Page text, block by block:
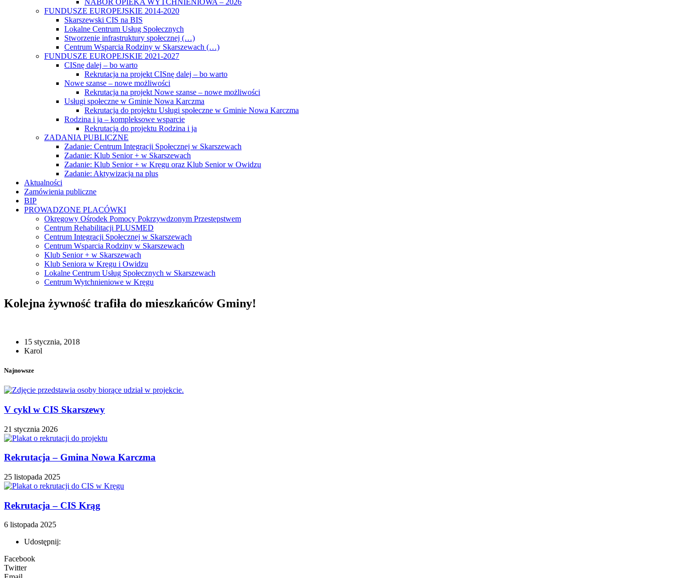
NABÓR OPIEKA WYTCHNIENIOWA – 2026
FUNDUSZE EUROPEJSKIE 2014-2020
Skarszewski CIS na BIS
Lokalne Centrum Usług Społecznych
Stworzenie infrastruktury społecznej (…)
Centrum Wsparcia Rodziny w Skarszewach (…)
FUNDUSZE EUROPEJSKIE 2021-2027
CISnę dalej – bo warto
Rekrutacja na projekt CISnę dalej – bo warto
Nowe szanse – nowe możliwości
Rekrutacja na projekt Nowe szanse – nowe możliwości
Usługi społeczne w Gminie Nowa Karczma
Rekrutacja do projektu Usługi społeczne w Gminie Nowa Karczma
Rodzina i ja – kompleksowe wsparcie
Rekrutacja do projektu Rodzina i ja
ZADANIA PUBLICZNE
Zadanie: Centrum Integracji Społecznej w Skarszewach
Zadanie: Klub Senior + w Skarszewach
Zadanie: Klub Senior + w Kręgu oraz Klub Senior w Owidzu
Zadanie: Aktywizacja na plus
Aktualności
Zamówienia publiczne
BIP
PROWADZONE PLACÓWKI
Okręgowy Ośrodek Pomocy Pokrzywdzonym Przestępstwem
Centrum Rehabilitacji PLUSMED
Centrum Integracji Społecznej w Skarszewach
Centrum Wsparcia Rodziny w Skarszewach
Klub Senior + w Skarszewach
Klub Seniora w Kręgu i Owidzu
Lokalne Centrum Usług Społecznych w Skarszewach
Centrum Wytchnieniowe w Kręgu
Kolejna żywność trafiła do mieszkańców Gminy!
15 stycznia, 2018
Karol
Najnowsze
V cykl w CIS Skarszewy
21 stycznia 2026
Rekrutacja – Gmina Nowa Karczma
25 listopada 2025
Rekrutacja – CIS Krąg
6 listopada 2025
Udostępnij:
Facebook
Twitter